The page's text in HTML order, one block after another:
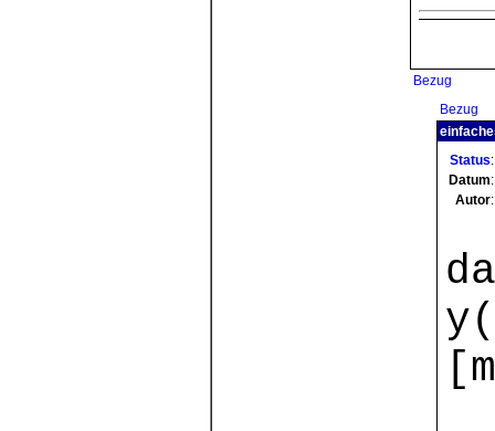
Bezug
Bezug
Status:
Datum:
Autor: